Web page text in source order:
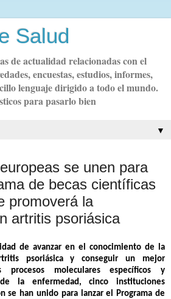
Salud
de actualidad relacionadas con el
encuestas, estudios, informes,
lenguaje dirigido a todo el mundo.
para pasarlo bien
▼
se unen para
de becas científicas
promoverá la
artritis psoriásica
de avanzar en el conocimiento de la
psoriásica y conseguir un mejor
moleculares específicos y
de la enfermedad, cinco instituciones
se han unido para lanzar el Programa de